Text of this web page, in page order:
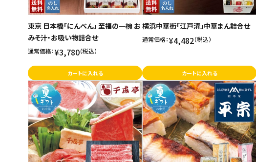
東京 日本橋「にんべん」 至福の一椀 お
みそ汁・お吸い物詰合せ
通常価格：¥3,780（税込）
カートに入れる
横浜中華街「江戸清」中華まん詰合せ
通常価格：¥4,482（税込）
カートに入れる